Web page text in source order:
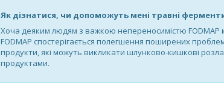
Як дізнатися, чи допоможуть мені травні
Хоча деяким людям з важкою непереносимістю
FODMAP спостерігається полегшення поширених
продукти, які можуть викликати шлунково-кишкові
продуктами.